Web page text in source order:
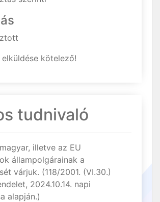
kötelező!
tudnivaló
illetve az EU
állampolgárainak a
várjuk. (118/2001. (VI.30.)
2024.10.14. napi
alapján.)